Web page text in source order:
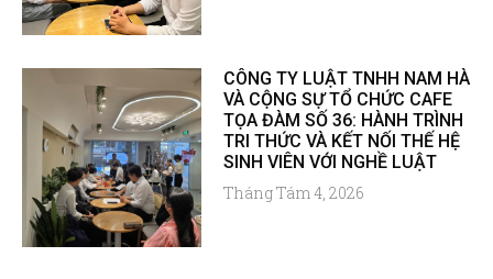
CÔNG TY LUẬT TNHH NAM HÀ
VÀ CỘNG SỰ TỔ CHỨC CAFE
TỌA ĐÀM SỐ 36: HÀNH TRÌNH
TRI THỨC VÀ KẾT NỐI THẾ HỆ
SINH VIÊN VỚI NGHỀ LUẬT
Tháng Tám 4, 2026